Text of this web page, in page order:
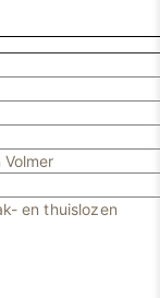
en thuislozen